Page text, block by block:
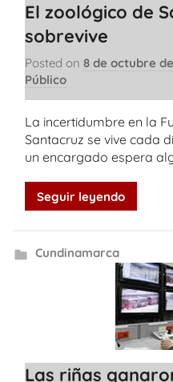
El zoológico de
sobrevive
Posted on 8 de octubre
Público
La incertidumbre en la
Santacruz se vive cada
un encargado espera
Seguir leyendo
Cundinamarca
Las riñas